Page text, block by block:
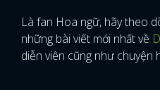
Là fan Hoa ngữ, hãy theo
những bài viết mới nhất về
diễn viên cũng như chuyện